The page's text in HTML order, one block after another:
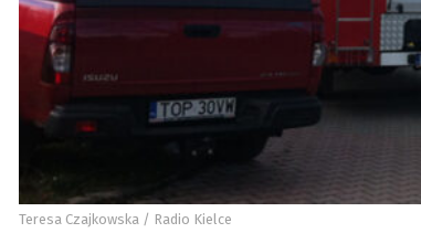
Teresa Czajkowska / Radio Kielce